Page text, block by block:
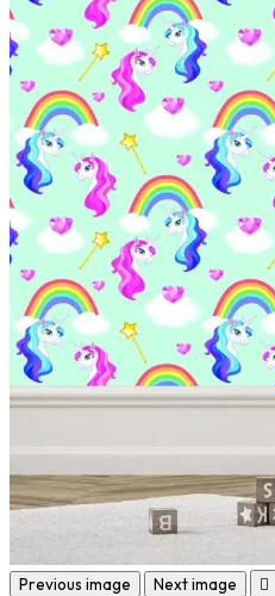
Previous image Next image 